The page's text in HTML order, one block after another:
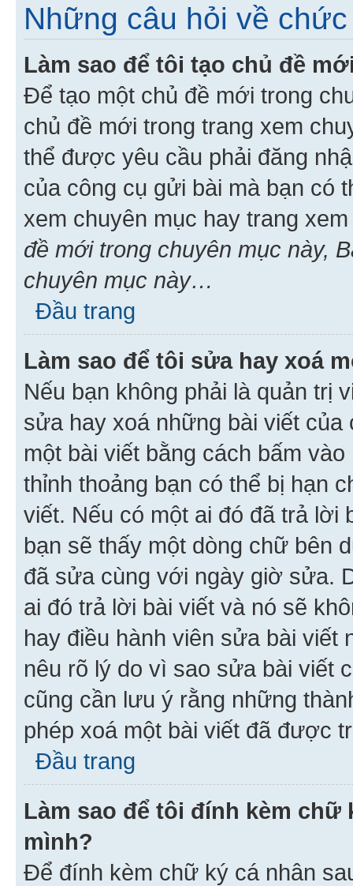
Những câu hỏi về
Làm sao để tôi tạo chủ đề
Để tạo một chủ đề mới trong
chủ đề mới trong trang xem
thể được yêu cầu phải đăng
của công cụ gửi bài mà bạn có
xem chuyên mục hay trang
đề mới trong chuyên mục này,
chuyên mục này…
Đầu trang
Làm sao để tôi sửa hay xoá
Nếu bạn không phải là quản trị
sửa hay xoá những bài viết
một bài viết bằng cách bấm
thỉnh thoảng bạn có thể bị hạn
viết. Nếu có một ai đó đã trả lời
bạn sẽ thấy một dòng chữ bên
đã sửa cùng với ngày giờ sửa.
ai đó trả lời bài viết và nó sẽ
hay điều hành viên sửa bài viết
nêu rõ lý do vì sao sửa bài viết
cũng cần lưu ý rằng những
phép xoá một bài viết đã được
Đầu trang
Làm sao để tôi đính kèm chữ
mình?
Để đính kèm chữ ký cá nhân